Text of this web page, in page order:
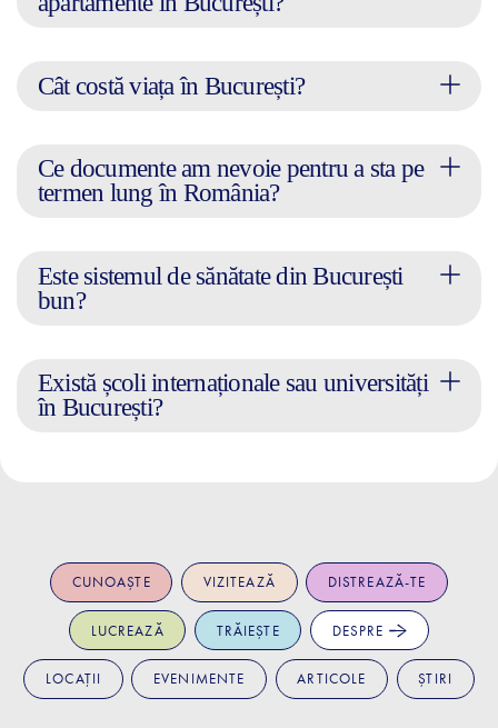
Cât costă viața în București?
Ce documente am nevoie pentru a sta pe
termen lung în România?
Este sistemul de sănătate din București
bun?
Există școli internaționale sau universități
în București?
CUNOAȘTE VIZITEAZĂ DISTREAZĂ-TE
LUCREAZĂ TRĂIEȘTE DESPRE
LOCAȚII EVENIMENTE ARTICOLE ȘTIRI